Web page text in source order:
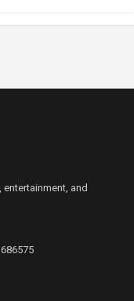
and